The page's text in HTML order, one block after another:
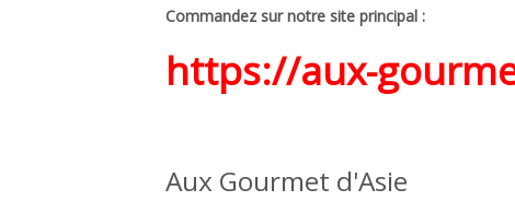
Commandez sur notre site principal :
https://aux-
Aux Gourmet d'Asie